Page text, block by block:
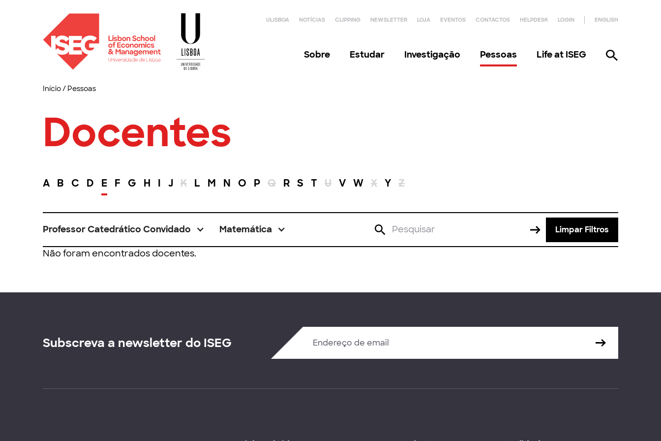
ULISBOA NOTÍCIAS CLIPPING NEWSLETTER LOJA EVENTOS CONTACTOS HELPDESK LOGIN ENGLISH
Sobre Estudar Investigação Pessoas Life at ISEG
Início/ Pessoas
Docentes
A B C D E F G H I J K L M N O P Q R S T U V W X Y Z
Professor Catedrático Convidado Matemática Limpar Filtros
Não foram encontrados docentes.
Subscreva a newsletter do ISEG